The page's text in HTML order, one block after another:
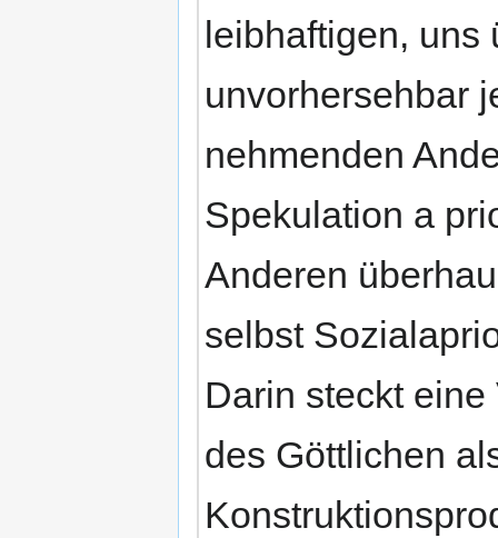
leibhaftigen,
unvorhersehbar
nehmenden
Spekulation a
Anderen
selbst
Darin steckt
des Göttlichen